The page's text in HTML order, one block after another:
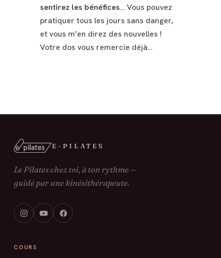
sentirez les bénéfices… Vous pouvez
pratiquer tous les jours sans danger,
et vous m’en direz des nouvelles !
Votre dos vous remercie déjà…
E-PILATES
Le Pilates chez toi, à ton rythme —
guidé par une kinésithérapeute.
COURS